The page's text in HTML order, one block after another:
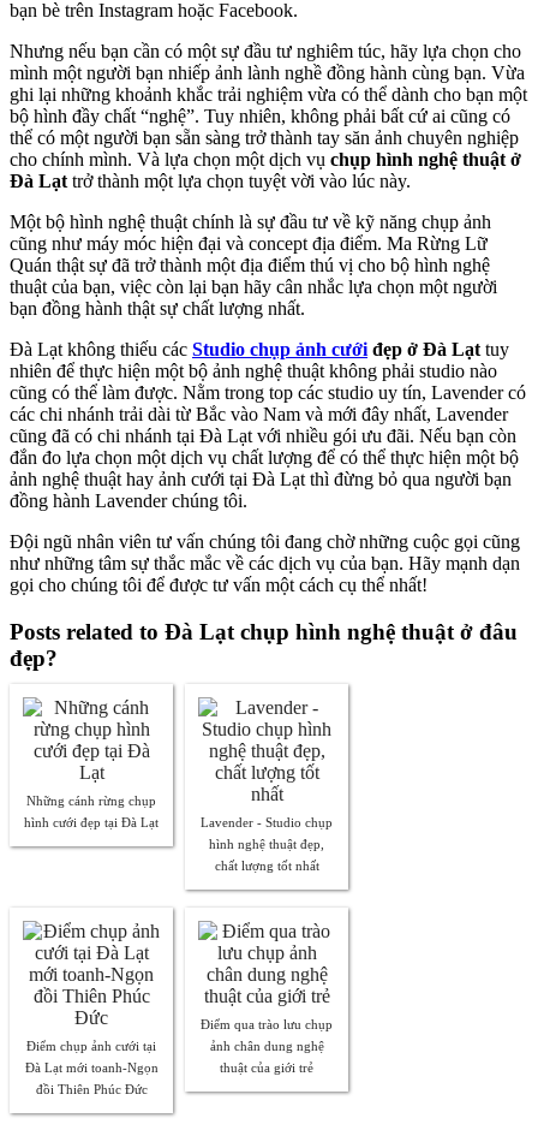
bạn bè trên Instagram hoặc Facebook.
Nhưng nếu bạn cần có một sự đầu tư nghiêm túc, hãy lựa chọn cho
mình một người bạn nhiếp ảnh lành nghề đồng hành cùng bạn. Vừa
ghi lại những khoảnh khắc trải nghiệm vừa có thể dành cho bạn một
bộ hình đầy chất “nghệ”. Tuy nhiên, không phải bất cứ ai cũng có
thể có một người bạn sẵn sàng trở thành tay săn ảnh chuyên nghiệp
cho chính mình. Và lựa chọn một dịch vụ chụp hình nghệ thuật ở
Đà Lạt trở thành một lựa chọn tuyệt vời vào lúc này.
Một bộ hình nghệ thuật chính là sự đầu tư về kỹ năng chụp ảnh
cũng như máy móc hiện đại và concept địa điểm. Ma Rừng Lữ
Quán thật sự đã trở thành một địa điểm thú vị cho bộ hình nghệ
thuật của bạn, việc còn lại bạn hãy cân nhắc lựa chọn một người
bạn đồng hành thật sự chất lượng nhất.
Đà Lạt không thiếu các Studio chụp ảnh cưới đẹp ở Đà Lạt tuy
nhiên để thực hiện một bộ ảnh nghệ thuật không phải studio nào
cũng có thể làm được. Nằm trong top các studio uy tín, Lavender có
các chi nhánh trải dài từ Bắc vào Nam và mới đây nhất, Lavender
cũng đã có chi nhánh tại Đà Lạt với nhiều gói ưu đãi. Nếu bạn còn
đắn đo lựa chọn một dịch vụ chất lượng để có thể thực hiện một bộ
ảnh nghệ thuật hay ảnh cưới tại Đà Lạt thì đừng bỏ qua người bạn
đồng hành Lavender chúng tôi.
Đội ngũ nhân viên tư vấn chúng tôi đang chờ những cuộc gọi cũng
như những tâm sự thắc mắc về các dịch vụ của bạn. Hãy mạnh dạn
gọi cho chúng tôi để được tư vấn một cách cụ thể nhất!
Posts related to Đà Lạt chụp hình nghệ thuật ở đâu
đẹp?
Những cánh rừng chụp
hình cưới đẹp tại Đà Lạt
Lavender - Studio chụp
hình nghệ thuật đẹp,
chất lượng tốt nhất
Điểm chụp ảnh cưới tại
Đà Lạt mới toanh-Ngọn
đồi Thiên Phúc Đức
Điểm qua trào lưu chụp
ảnh chân dung nghệ
thuật của giới trẻ